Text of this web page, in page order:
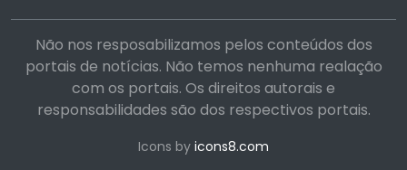
Não nos resposabilizamos pelos conteúdos dos
portais de notícias. Não temos nenhuma realação
com os portais. Os direitos autorais e
responsabilidades são dos respectivos portais.
Icons by icons8.com